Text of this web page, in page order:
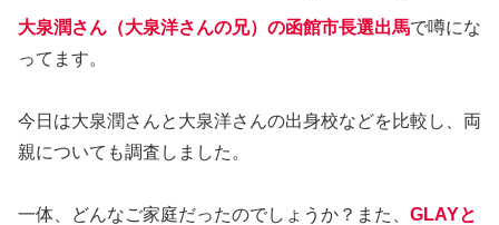
大泉潤さん（大泉洋さんの兄）の函館市長選出馬で噂にな
ってます。
今日は大泉潤さんと大泉洋さんの出身校などを比較し、両
親についても調査しました。
一体、どんなご家庭だったのでしょうか？また、 GLAYと